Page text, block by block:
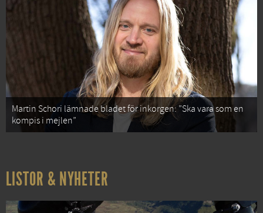
Martin Schori lämnade bladet för inkorgen: ”Ska vara som en
kompis i mejlen”
LISTOR & NYHETER